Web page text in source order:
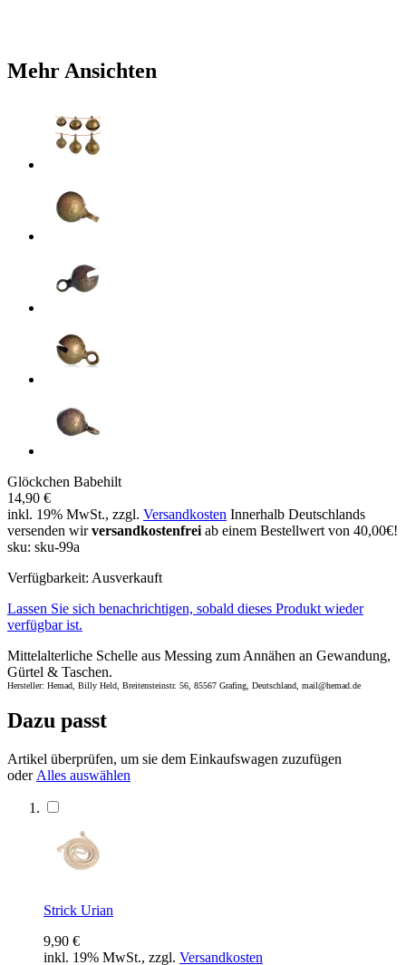
Mehr Ansichten
Glöckchen Babehilt
14,90 €
inkl. 19% MwSt., zzgl. Versandkosten Innerhalb Deutschlands
versenden wirversandkostenfrei ab einem Bestellwert von 40,00€!
sku: sku-99a
Verfügbarkeit: Ausverkauft
Lassen Sie sich benachrichtigen, sobald dieses Produkt wieder
verfügbar ist.
Mittelalterliche Schelle aus Messing zum Annähen an Gewandung,
Gürtel & Taschen.
Hersteller: Hemad, Billy Held, Breitensteinstr. 56, 85567 Grafing, Deutschland, mail@hemad.de
Dazu passt
Artikel überprüfen, um sie dem Einkaufswagen zuzufügen
oder Alles auswählen
Strick Urian
9,90 €
inkl. 19% MwSt., zzgl. Versandkosten